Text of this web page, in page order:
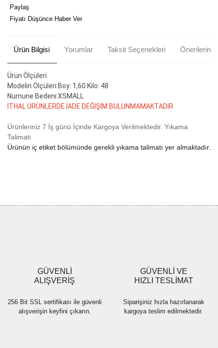
Paylaş
Fiyatı Düşünce Haber Ver
Ürün Bilgisi Yorumlar Taksit Seçenekleri Önerileriniz
Ürün Ölçüleri
Modelin Ölçüleri:Boy: 1,60 Kilo: 48
Numune Bedeni:XSMALL
İTHAL ÜRÜNLERDE İADE DEĞİŞİM BULUNMAMAKTADIR
Ürünleriniz 7 İş günü İçinde Kargoya Verilmektedir. Yıkama
Talimatı
Ürünün iç etiket bölümünde gerekli yıkama talimatı yer almaktadır.
Ürün fiyatı diğer sitelerden daha pahalı.
Bu ürüne benzer farklı alternatifler olmalı.
GÜVENLİ
ALIŞVERİŞ
256 Bit SSL sertifikası ile güvenli
alışverişin keyfini çıkarın.
GÜVENLİ VE
HIZLI TESLİMAT
Siparişiniz hızla hazırlanarak
kargoya teslim edilmektedir.